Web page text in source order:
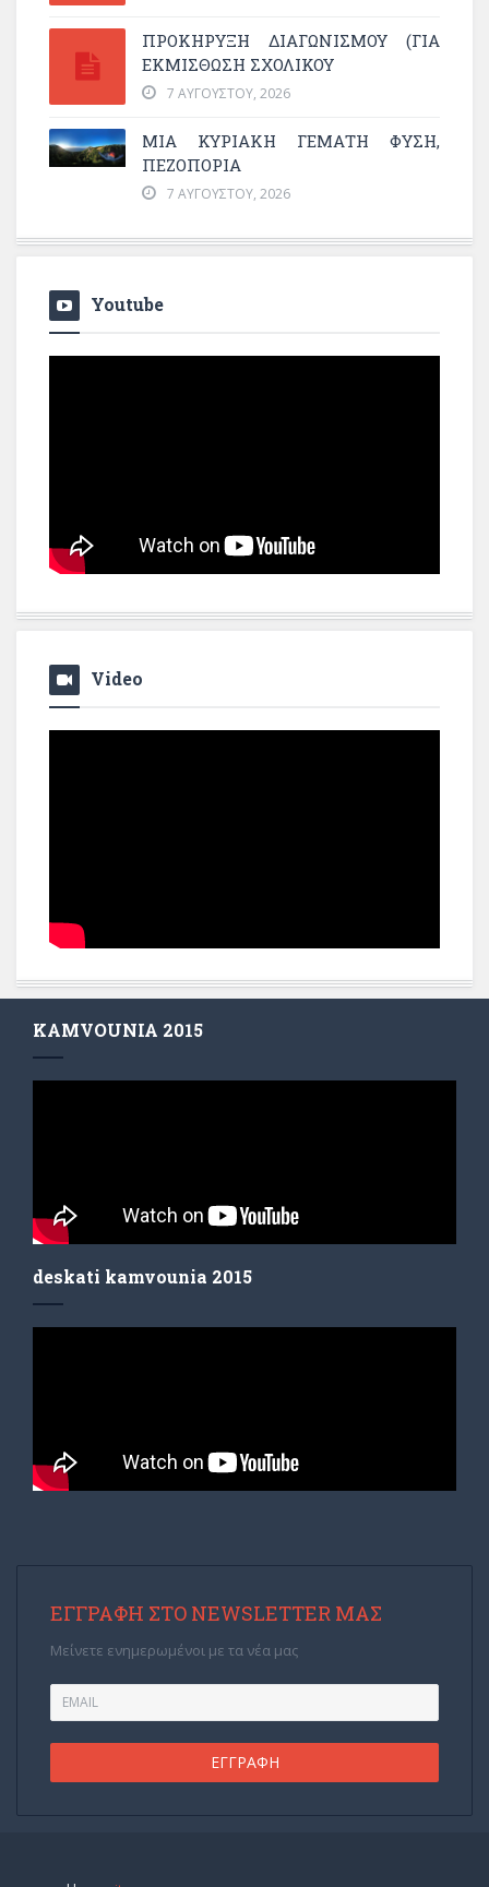
ΠΡΟΚΗΡΥΞΗ ΔΙΑΓΩΝΙΣΜΟΥ (ΓΙΑ
ΕΚΜΊΣΘΩΣΗ ΣΧΟΛΙΚΟΎ
7 ΑΥΓΟΎΣΤΟΥ, 2026
ΜΙΑ ΚΥΡΙΑΚΉ ΓΕΜΆΤΗ ΦΎΣΗ,
ΠΕΖΟΠΟΡΊΑ
7 ΑΥΓΟΎΣΤΟΥ, 2026
Youtube
Video
KAMVOUNIA 2015
deskati kamvounia 2015
ΕΓΓΡΑΦΉ ΣΤΟ NEWSLETTER ΜΑΣ
Μείνετε ενημερωμένοι με τα νέα μας